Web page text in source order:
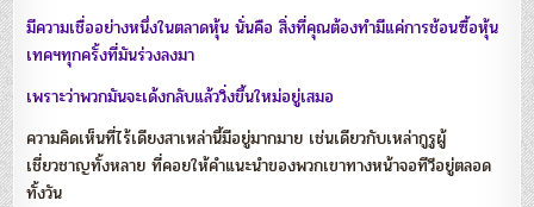
มีความเชื่ออย่างหนึ่งในตลาดหุ้น นั่นคือ สิ่งที่คุณต้องทำมีแค่การช้อนซื้อหุ้น
เทคฯทุกครั้งที่มันร่วงลงมา
เพราะว่าพวกมันจะเด้งกลับแล้ววิ่งขึ้นใหม่อยู่เสมอ
ความคิดเห็นที่ไร้เดียงสาเหล่านี้มีอยู่มากมาย เช่นเดียวกับเหล่ากูรูผู้
เชี่ยวชาญทั้งหลาย ที่คอยให้คำแนะนำของพวกเขาทางหน้าจอทีวีอยู่ตลอด
ทั้งวัน